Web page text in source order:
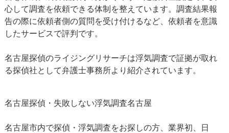
心して調査を依頼できる体制を整えています。調査結果報
告の際に依頼者側の質問を受け付けるなど、依頼者を意識
したサービスで評判です。
名古屋探偵のライジングリサーチは浮気調査で証拠が取れ
る探偵社として弁護士事務所より紹介されています。
名古屋探偵・失敗しない浮気調査名古屋
名古屋市内で探偵・浮気調査をお探しの方、業界初、日